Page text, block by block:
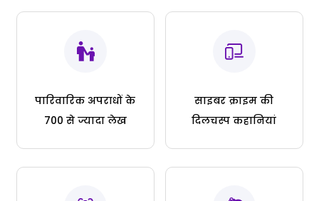
पारिवारिक अपराधों के
700 से ज्यादा लेख
साइबर क्राइम की
दिलचस्प कहानियां